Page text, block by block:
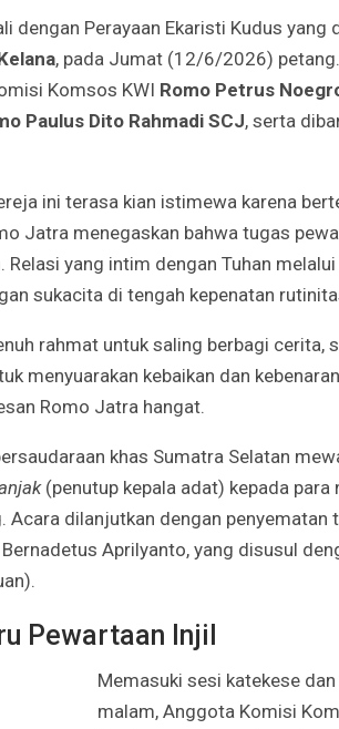
dengan Perayaan Ekaristi Kudus yang
, pada Jumat (12/6/2026)
Komsos KWI Romo Petrus
Paulus Dito Rahmadi SCJ, serta
ini terasa kian istimewa karena
Jatra menegaskan bahwa tugas
yang intim dengan Tuhan
sukacita di tengah kepenatan
rahmat untuk saling berbagi cerita,
menyuarakan kebaikan dan
Romo Jatra hangat.
khas Sumatra Selatan
(penutup kepala adat) kepada para
dilanjutkan dengan penyematan
Aprilyanto, yang disusul
Pewartaan Injil
Memasuki sesi katekese
malam, Anggota Komisi